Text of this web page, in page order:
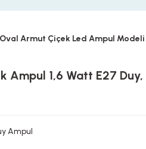
Armut Çiçek Led Ampul Modeli
Ampul 1,6 Watt E27
Ampul